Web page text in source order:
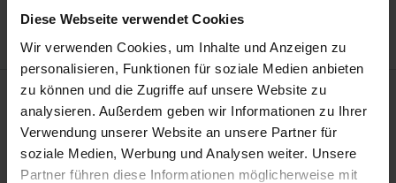
Diese Webseite verwendet Cookies
Wir verwenden Cookies, um Inhalte und Anzeigen zu
personalisieren, Funktionen für soziale Medien anbieten
zu können und die Zugriffe auf unsere Website zu
analysieren. Außerdem geben wir Informationen zu Ihrer
Verwendung unserer Website an unsere Partner für
soziale Medien, Werbung und Analysen weiter. Unsere
Partner führen diese Informationen möglicherweise mit
Beschreibung
Emotionserkennende Algorithmen stellen die
Anwender des Datenschutzrechts im unionalen